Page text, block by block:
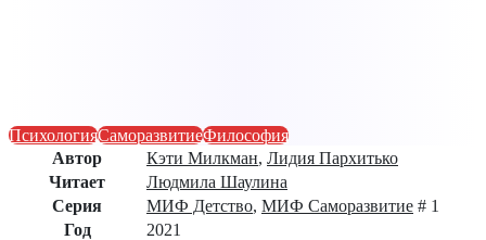
ПсихологияСаморазвитиеФилософия
Автор
Кэти Милкман, Лидия Пархитько
Читает
Людмила Шаулина
Серия
МИФ Детство, МИФ Саморазвитие # 1
Год
2021